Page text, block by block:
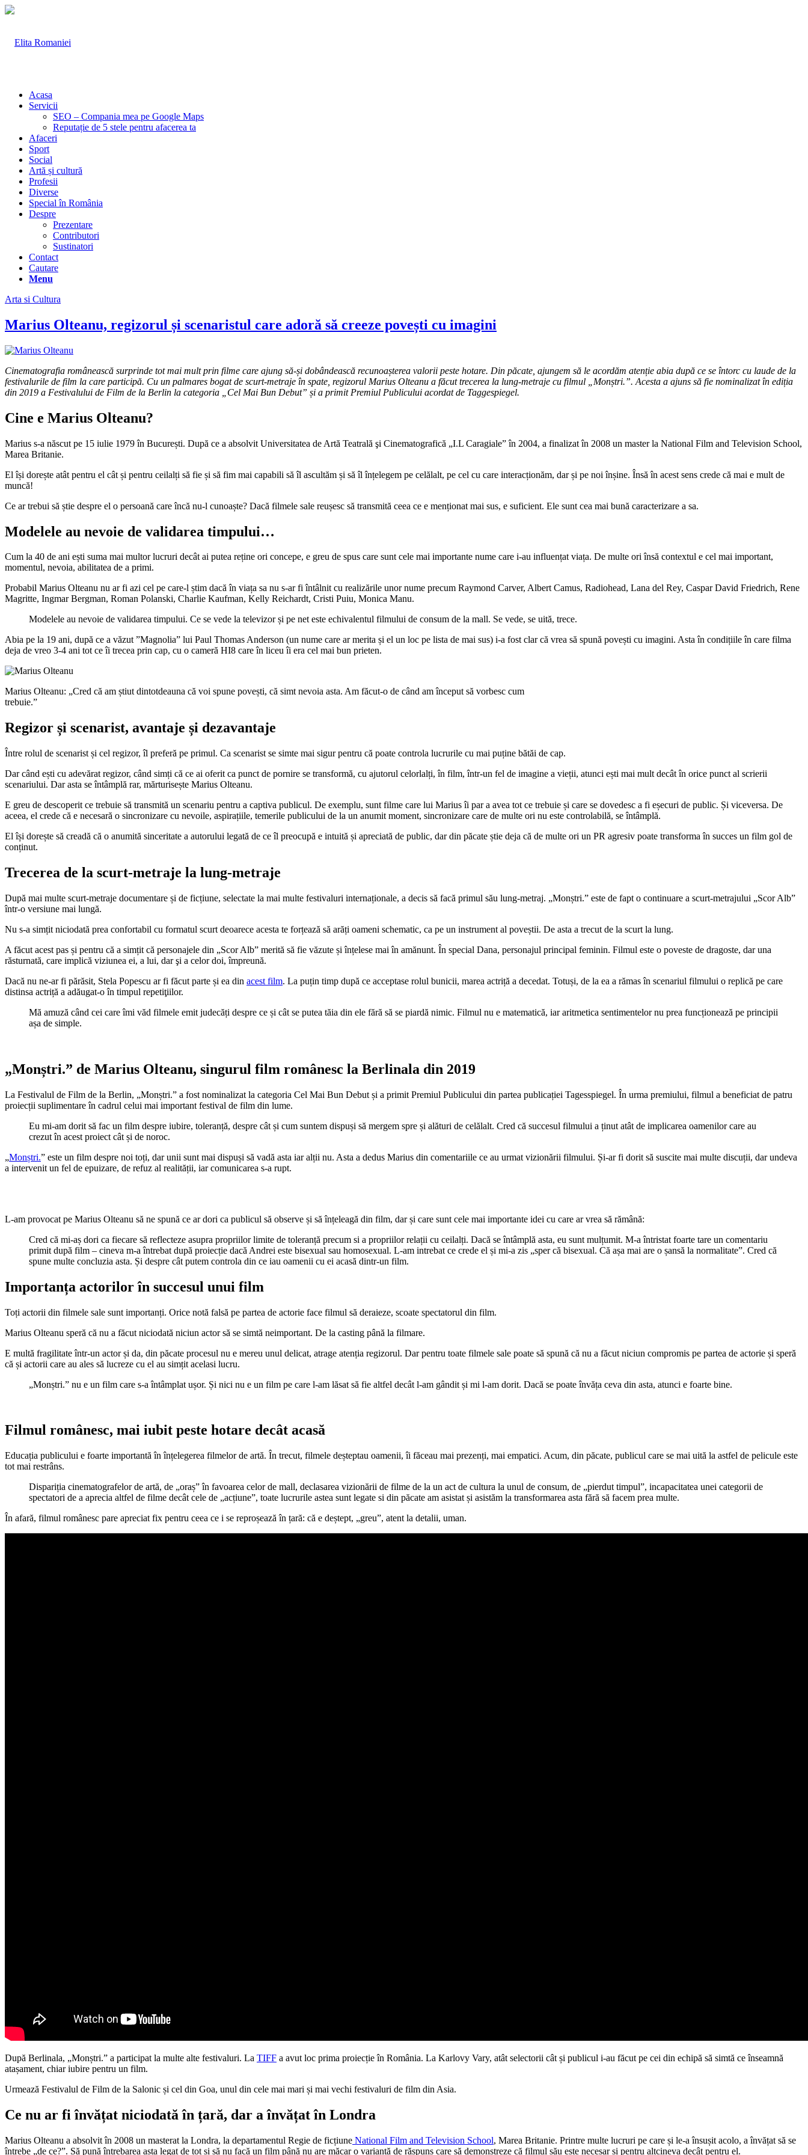
Acasa
Servicii
SEO – Compania mea pe Google Maps
Reputație de 5 stele pentru afacerea ta
Afaceri
Sport
Social
Artă și cultură
Profesii
Diverse
Special în România
Despre
Prezentare
Contributori
Sustinatori
Contact
Cautare
Menu
Arta si Cultura
Marius Olteanu, regizorul și scenaristul care adoră să creeze povești cu imagini
Cinematografia românească surprinde tot mai mult prin filme care ajung să-și dobândească recunoașterea valorii peste hotare. Din păcate, ajungem să le acordăm atenție abia după ce se întorc cu laude de la
festivalurile de film la care participă. Cu un palmares bogat de scurt-metraje în spate, regizorul Marius Olteanu a făcut trecerea la lung-metraje cu filmul „Monștri.”. Acesta a ajuns să fie nominalizat în ediția
din 2019 a Festivalului de Film de la Berlin la categoria „Cel Mai Bun Debut” și a primit Premiul Publicului acordat de Taggespiegel.
Cine e Marius Olteanu?
Marius s-a născut pe 15 iulie 1979 în București. După ce a absolvit Universitatea de Artă Teatrală şi Cinematografică „I.L Caragiale” în 2004, a finalizat în 2008 un master la National Film and Television School,
Marea Britanie.
El își dorește atât pentru el cât și pentru ceilalți să fie și să fim mai capabili să îl ascultăm și să îl înțelegem pe celălalt, pe cel cu care interacționăm, dar și pe noi înșine. Însă în acest sens crede că mai e mult de
muncă!
Ce ar trebui să știe despre el o persoană care încă nu-l cunoaște? Dacă filmele sale reușesc să transmită ceea ce e menționat mai sus, e suficient. Ele sunt cea mai bună caracterizare a sa.
Modelele au nevoie de validarea timpului…
Cum la 40 de ani ești suma mai multor lucruri decât ai putea reține ori concepe, e greu de spus care sunt cele mai importante nume care i-au influențat viața. De multe ori însă contextul e cel mai important,
momentul, nevoia, abilitatea de a primi.
Probabil Marius Olteanu nu ar fi azi cel pe care-l știm dacă în viața sa nu s-ar fi întâlnit cu realizările unor nume precum Raymond Carver, Albert Camus, Radiohead, Lana del Rey, Caspar David Friedrich, Rene
Magritte, Ingmar Bergman, Roman Polanski, Charlie Kaufman, Kelly Reichardt, Cristi Puiu, Monica Manu.
Modelele au nevoie de validarea timpului. Ce se vede la televizor și pe net este echivalentul filmului de consum de la mall. Se vede, se uită, trece.
Abia pe la 19 ani, după ce a văzut ”Magnolia” lui Paul Thomas Anderson (un nume care ar merita și el un loc pe lista de mai sus) i-a fost clar că vrea să spună povești cu imagini. Asta în condițiile în care filma
deja de vreo 3-4 ani tot ce îi trecea prin cap, cu o cameră HI8 care în liceu îi era cel mai bun prieten.
Marius Olteanu: „Cred că am știut dintotdeauna că voi spune povești, că simt nevoia asta. Am făcut-o de când am început să vorbesc cum
trebuie.”
Regizor și scenarist, avantaje și dezavantaje
Între rolul de scenarist și cel regizor, îl preferă pe primul. Ca scenarist se simte mai sigur pentru că poate controla lucrurile cu mai puține bătăi de cap.
Dar când ești cu adevărat regizor, când simți că ce ai oferit ca punct de pornire se transformă, cu ajutorul celorlalți, în film, într-un fel de imagine a vieții, atunci ești mai mult decât în orice punct al scrierii
scenariului. Dar asta se întâmplă rar, mărturisește Marius Olteanu.
E greu de descoperit ce trebuie să transmită un scenariu pentru a captiva publicul. De exemplu, sunt filme care lui Marius îi par a avea tot ce trebuie și care se dovedesc a fi eșecuri de public. Și viceversa. De
aceea, el crede că e necesară o sincronizare cu nevoile, aspirațiile, temerile publicului de la un anumit moment, sincronizare care de multe ori nu este controlabilă, se întâmplă.
El își dorește să creadă că o anumită sinceritate a autorului legată de ce îl preocupă e intuită și apreciată de public, dar din păcate știe deja că de multe ori un PR agresiv poate transforma în succes un film gol de
conținut.
Trecerea de la scurt-metraje la lung-metraje
După mai multe scurt-metraje documentare și de ficțiune, selectate la mai multe festivaluri internaționale, a decis să facă primul său lung-metraj. „Monștri.” este de fapt o continuare a scurt-metrajului „Scor Alb”
într-o versiune mai lungă.
Nu s-a simțit niciodată prea confortabil cu formatul scurt deoarece acesta te forțează să arăți oameni schematic, ca pe un instrument al poveștii. De asta a trecut de la scurt la lung.
A făcut acest pas și pentru că a simțit că personajele din „Scor Alb” merită să fie văzute și înțelese mai în amănunt. În special Dana, personajul principal feminin. Filmul este o poveste de dragoste, dar una
răsturnată, care implică viziunea ei, a lui, dar şi a celor doi, împreună.
Dacă nu ne-ar fi părăsit, Stela Popescu ar fi făcut parte și ea din acest film. La puțin timp după ce acceptase rolul bunicii, marea actriță a decedat. Totuși, de la ea a rămas în scenariul filmului o replică pe care
distinsa actriță a adăugat-o în timpul repetiţiilor.
Mă amuză când cei care îmi văd filmele emit judecăți despre ce și cât se putea tăia din ele fără să se piardă nimic. Filmul nu e matematică, iar aritmetica sentimentelor nu prea funcționează pe principii
așa de simple.
„Monștri.” de Marius Olteanu, singurul film românesc la Berlinala din 2019
La Festivalul de Film de la Berlin, „Monștri.” a fost nominalizat la categoria Cel Mai Bun Debut și a primit Premiul Publicului din partea publicației Tagesspiegel. În urma premiului, filmul a beneficiat de patru
proiecții suplimentare în cadrul celui mai important festival de film din lume.
Eu mi-am dorit să fac un film despre iubire, toleranță, despre cât și cum suntem dispuși să mergem spre și alături de celălalt. Cred că succesul filmului a ținut atât de implicarea oamenilor care au
crezut în acest proiect cât și de noroc.
„Monștri.” este un film despre noi toți, dar unii sunt mai dispuși să vadă asta iar alții nu. Asta a dedus Marius din comentariile ce au urmat vizionării filmului. Și-ar fi dorit să suscite mai multe discuții, dar undeva
a intervenit un fel de epuizare, de refuz al realității, iar comunicarea s-a rupt.
L-am provocat pe Marius Olteanu să ne spună ce ar dori ca publicul să observe și să înțeleagă din film, dar și care sunt cele mai importante idei cu care ar vrea să rămână:
Cred că mi-aș dori ca fiecare să reflecteze asupra propriilor limite de toleranță precum si a propriilor relații cu ceilalți. Dacă se întâmplă asta, eu sunt mulțumit. M-a întristat foarte tare un comentariu
primit după film – cineva m-a întrebat după proiecție dacă Andrei este bisexual sau homosexual. L-am intrebat ce crede el și mi-a zis „sper că bisexual. Că așa mai are o șansă la normalitate”. Cred că
spune multe concluzia asta. Și despre cât putem controla din ce iau oamenii cu ei acasă dintr-un film.
Importanța actorilor în succesul unui film
Toți actorii din filmele sale sunt importanți. Orice notă falsă pe partea de actorie face filmul să deraieze, scoate spectatorul din film.
Marius Olteanu speră că nu a făcut niciodată niciun actor să se simtă neimportant. De la casting până la filmare.
E multă fragilitateîntr-un actorși da, din păcate procesul nu e mereu unul delicat, atrage atenția regizorul. Dar pentru toate filmele sale poate să spună că nu a făcut niciun compromis pe partea de actorie și speră
că și actorii care au ales să lucreze cu el au simțit acelasi lucru.
„Monștri.” nu e un film care s-a întâmplat ușor. Și nici nu e un film pe care l-am lăsat să fie altfel decât l-am gândit și mi l-am dorit. Dacă se poate învăța ceva din asta, atunci e foarte bine.
Filmul românesc, mai iubit peste hotare decât acasă
Educația publicului e foarte importantă în înțelegerea filmelor de artă. În trecut, filmele deșteptau oamenii, îi făceau mai prezenți, mai empatici. Acum, din păcate, publicul care se mai uită la astfel de pelicule este
tot mai restrâns.
Dispariția cinematografelor de artă, de „oraș” în favoarea celor de mall, declasarea vizionării de filme de la un act de cultura la unul de consum, de „pierdut timpul”, incapacitatea unei categorii de
spectatori de a aprecia altfel de filme decât cele de „acțiune”, toate lucrurile astea sunt legate si din păcate am asistat și asistăm la transformarea asta fără să facem prea multe.
În afară, filmul românesc pare apreciat fix pentru ceea ce i se reproșează în țară: că e deștept, „greu”, atent la detalii, uman.
După Berlinala, „Monștri.” a participat la multe alte festivaluri. La TIFF a avut loc prima proiecție în România. La Karlovy Vary, atât selectorii cât și publicul i-au făcut pe cei din echipă să simtă ce înseamnă
atașament, chiar iubire pentru un film.
Urmează Festivalul de Film de la Salonic și cel din Goa, unul din cele mai mari și mai vechi festivaluri de film din Asia.
Ce nu ar fi învățat niciodată în țară, dar a învățat în Londra
Marius Olteanu a absolvit în 2008 un masterat la Londra, la departamentul Regie de ficțiune National Film and Television School, Marea Britanie. Printre multe lucruri pe care și le-a însușit acolo, a învățat să se
întrebe „de ce?”. Să pună întrebarea asta legat de tot și să nu facă un film până nu are măcar o variantă de răspuns care să demonstreze că filmul său este necesar și pentru altcineva decât pentru el.